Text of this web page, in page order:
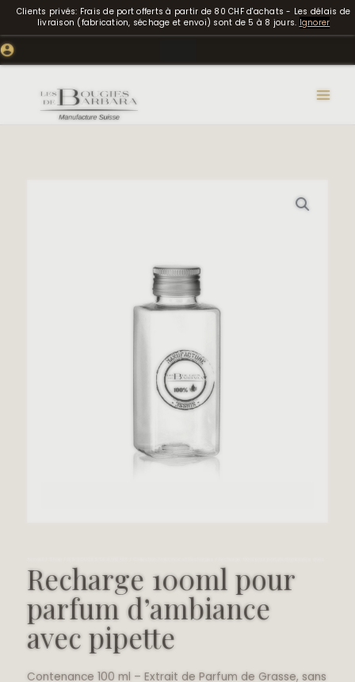
Clients privés: Frais de port offerts à partir de 80 CHF d'achats - Les délais de
livraison (fabrication, séchage et envoi) sont de 5 à 8 jours. Ignorer
Aller
contenu
pipette
Recharge 100ml pour
parfum d’ambiance
avec pipette
Contenance 100 ml – Extrait de Parfum de Grasse, sans